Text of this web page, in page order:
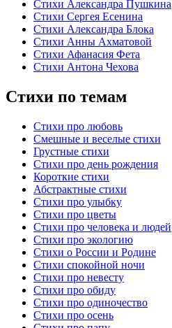
Стихи Александра Пушкина
Стихи Сергея Есенина
Стихи Александра Блока
Стихи Анны Ахматовой
Стихи Афанасия Фета
Стихи Антона Чехова
Стихи по темам
Стихи про любовь
Смешные и веселые стихи
Грустные стихи
Стихи про день рождения
Короткие стихи
Абстрактные стихи
Стихи про улыбку
Стихи про цветы
Стихи про человека и людей
Стихи про экологию
Стихи о России и Родине
Стихи спокойной ночи
Стихи про невесту
Стихи про обиду
Стихи про одиночество
Стихи про осень